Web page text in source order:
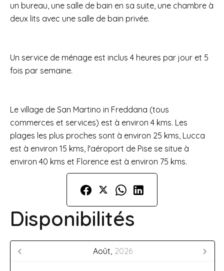
un bureau, une salle de bain en sa suite, une chambre à
deux lits avec une salle de bain privée.
Un service de ménage est inclus 4 heures par jour et 5
fois par semaine.
Le village de San Martino in Freddana (tous
commerces et services) est à environ 4 kms. Les
plages les plus proches sont à environ 25 kms, Lucca
est à environ 15 kms, l'aéroport de Pise se situe à
environ 40 kms et Florence est à environ 75 kms.
Disponibilités
Août, 2026